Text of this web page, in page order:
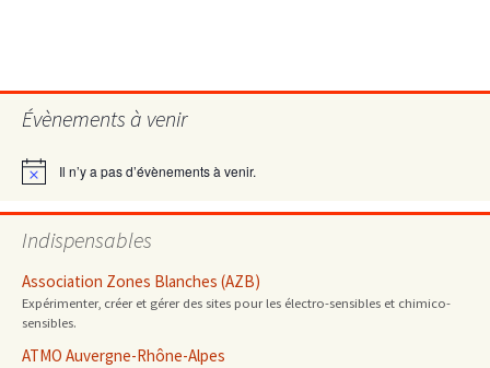
Évènements à venir
Notice Il n’y a pas d’évènements à venir.
Indispensables
Association Zones Blanches (AZB)
Expérimenter, créer et gérer des sites pour les électro-sensibles et chimico-
sensibles.
ATMO Auvergne-Rhône-Alpes